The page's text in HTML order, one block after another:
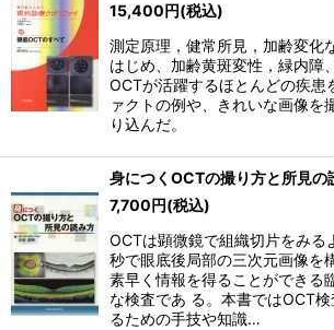
15,400 円(税込)
測定原理，健常所見，加齢変化
はじめ、加齢黄斑変性，緑内障
OCTが活躍するほとんどの疾患
ァクトの例や、きれいな画像を
り込んだ。
身につくOCTの撮り方と所見の
7,700 円(税込)
OCTは顕微鏡で組織切片をみる
秒で眼底後局部の三次元画像を
素早く情報を得ることができる
な検査であ る。本書ではOCT
るための手技や知識…